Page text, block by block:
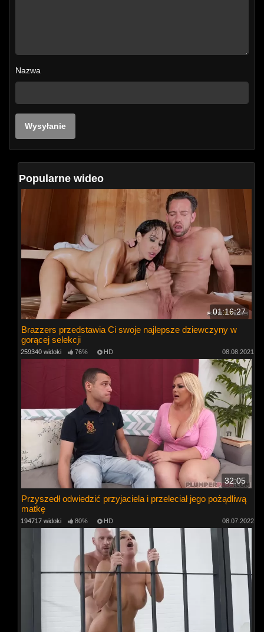
Nazwa
Popularne wideo
01:16:27
Brazzers przedstawia Ci swoje najlepsze dziewczyny w
gorącej selekcji
259340 widoki 76% HD 08.08.2021
32:05
Przyszedł odwiedzić przyjaciela i przeleciał jego pożądliwą
matkę
194717 widoki 80% HD 08.07.2022